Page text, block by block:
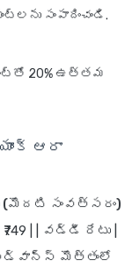
సంపాదించండి.
20% ఉత్తమ
ఆరా
(మొదటి సంవత్సరం)
| ₹749 | | వడ్డీ రేటు
మొత్తంలో